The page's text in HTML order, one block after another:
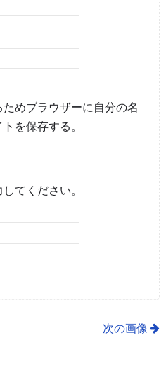
めブラウザーに自分の名
を保存する。
てください。
次の画像